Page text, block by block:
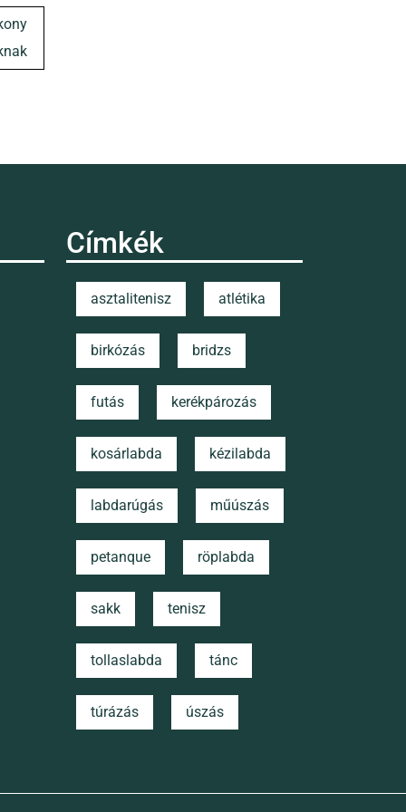
Címkék
asztalitenisz atlétika
birkózás bridzs
futás kerékpározás
kosárlabda kézilabda
labdarúgás műúszás
petanque röplabda
sakk tenisz
tollaslabda tánc
túrázás úszás